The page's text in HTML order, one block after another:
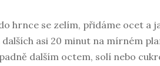
hrnce se zelím, přidáme ocet a
asi 20 minut na mírném
dalším octem, solí nebo